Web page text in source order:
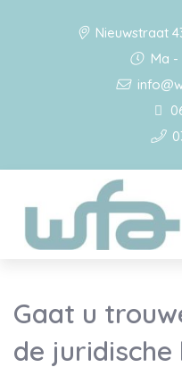
Nieuwstraat
Ma -
Gaat u
de